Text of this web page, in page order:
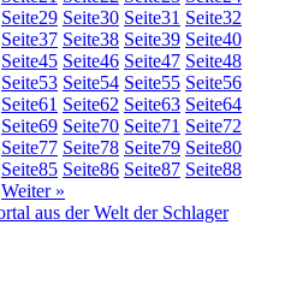
Seite29 Seite30 Seite31 Seite32
Seite37 Seite38 Seite39 Seite40
Seite45 Seite46 Seite47 Seite48
Seite53 Seite54 Seite55 Seite56
Seite61 Seite62 Seite63 Seite64
Seite69 Seite70 Seite71 Seite72
Seite77 Seite78 Seite79 Seite80
Seite85 Seite86 Seite87 Seite88
Weiter »